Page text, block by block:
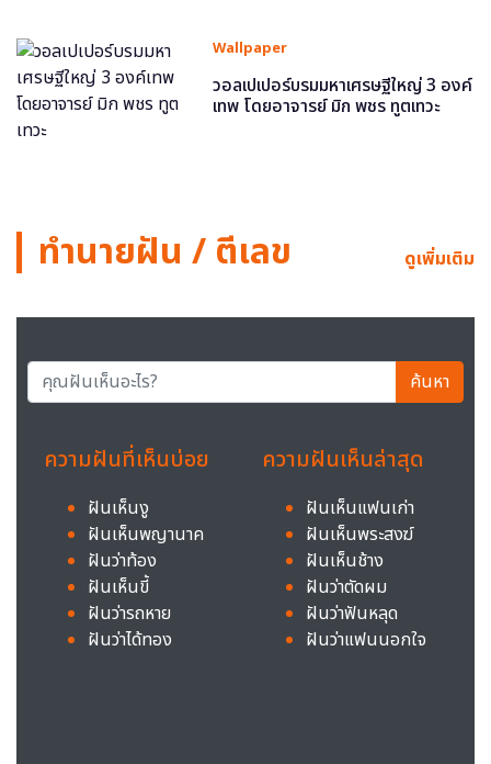
Wallpaper
วอลเปเปอร์บรมมหาเศรษฐีใหญ่ 3 องค์
เทพ โดยอาจารย์ มิก พชร ทูตเทวะ
ทำนายฝัน / ตีเลข ดูเพิ่มเติม
ค้นหา
ความฝันที่เห็นบ่อย
ฝันเห็นงู
ฝันเห็นพญานาค
ฝันว่าท้อง
ฝันเห็นขี้
ฝันว่ารถหาย
ฝันว่าได้ทอง
ความฝันเห็นล่าสุด
ฝันเห็นแฟนเก่า
ฝันเห็นพระสงฆ์
ฝันเห็นช้าง
ฝันว่าตัดผม
ฝันว่าฟันหลุด
ฝันว่าแฟนนอกใจ